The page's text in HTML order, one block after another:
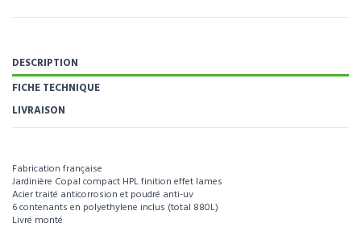
DESCRIPTION
FICHE TECHNIQUE
LIVRAISON
Fabrication française
Jardinière Copal compact HPL finition effet lames
Acier traité anticorrosion et poudré anti-uv
6 contenants en polyethylene inclus (total 880L)
Livré monté